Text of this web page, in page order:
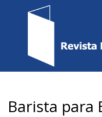
Barista para